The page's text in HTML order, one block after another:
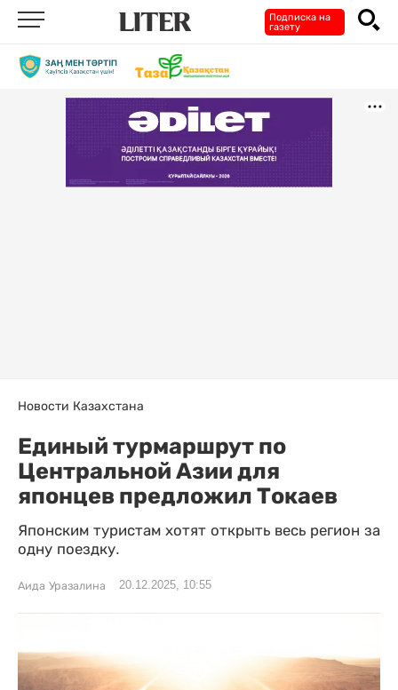
Подписка на
газету
Новости Казахстана
Единый турмаршрут по
Центральной Азии для
японцев предложил Токаев
Японским туристам хотят открыть весь регион за
одну поездку.
Аида Уразалина 20.12.2025, 10:55